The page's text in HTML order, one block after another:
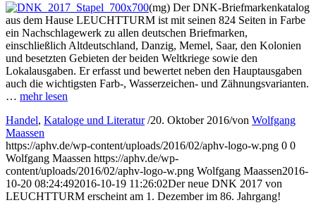
(mg) Der DNK-Briefmarkenkatalog
aus dem Hause LEUCHTTURM ist mit seinen 824 Seiten in Farbe
ein Nachschlagewerk zu allen deutschen Briefmarken,
einschließlich Altdeutschland, Danzig, Memel, Saar, den Kolonien
und besetzten Gebieten der beiden Weltkriege sowie den
Lokalausgaben. Er erfasst und bewertet neben den Hauptausgaben
auch die wichtigsten Farb-, Wasserzeichen- und Zähnungsvarianten.
… mehr lesen
Handel, Kataloge und Literatur /20. Oktober 2016/von Wolfgang
Maassen
https://aphv.de/wp-content/uploads/2016/02/aphv-logo-w.png 0 0
Wolfgang Maassen https://aphv.de/wp-
content/uploads/2016/02/aphv-logo-w.png Wolfgang Maassen2016-
10-20 08:24:492016-10-19 11:26:02Der neue DNK 2017 von
LEUCHTTURM erscheint am 1. Dezember im 86. Jahrgang!